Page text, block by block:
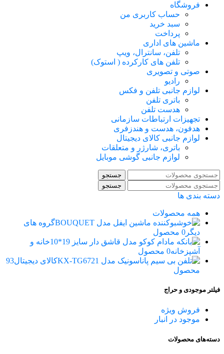
فروشگاه
حساب کاربری من
سبد خرید
پرداخت
ماشین های اداری
تلفن، سانترال، ویپ
تلفن های کارکرده ( استوک)
صوتی و تصویری
رادیو
لوازم جانبی تلفن و فکس
باتری تلفن
هدست تلفن
تجهیزات ارتباطات سازمانی
هدفون، هدست و هندزفری
لوازم جانبی کالای دیجیتال
باتری، شارژر و متعلقات
لوازم جانبی گوشی موبایل
جستجو
جستجو
دسته بندی ها
همه محصولات
گروه های
دیگر 0 محصول
خانه و
آشپزخانه0 محصول
کالای دیجیتال93
محصول
فیلتر موجودی و حراج
فروش ویژه
موجود در انبار
دسته‌های محصولات